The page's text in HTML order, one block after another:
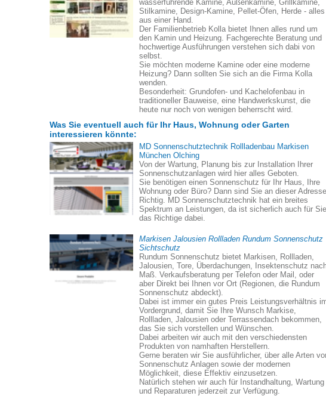
wasserführende Kamine, Außenkamine, Grillkamine,
Stilkamine, Design-Kamine, Pellet-Öfen, Herde - alles
aus einer Hand.
Der Familienbetrieb Kolla bietet Ihnen alles rund um
den Kamin und Heizung. Fachgerechte Beratung und
hochwertige Ausführungen verstehen sich dabi von
selbst.
Sie möchten moderne Kamine oder eine moderne
Heizung? Dann sollten Sie sich an die Firma Kolla
wenden.
Besonderheit: Grundofen- und Kachelofenbau in
traditioneller Bauweise, eine Handwerkskunst, die
heute nur noch von wenigen beherrscht wird.
Was Sie eventuell auch für Ihr Haus, Wohnung oder Garten
interessieren könnte:
MD Sonnenschutztechnik Rollladenbau Markisen
München Olching
Von der Wartung, Planung bis zur Installation Ihrer
Sonnenschutzanlagen wird hier alles Geboten.
Sie benötigen einen Sonnenschutz für Ihr Haus, Ihre
Wohnung oder Büro? Dann sind Sie an dieser Adresse
Richtig. MD Sonnenschutztechnik hat ein breites
Spektrum an Leistungen, da ist sicherlich auch für Sie
das Richtige dabei.
Markisen Jalousien Rollladen Rundum Sonnenschutz
Sichtschutz
Rundum Sonnenschutz bietet Markisen, Rollladen,
Jalousien, Tore, Überdachungen, Insektenschutz
Maß. Verkaufsberatung per Telefon oder Mail, oder
aber Direkt bei Ihnen vor Ort (Regionen, die Rundum
Sonnenschutz abdeckt).
Dabei ist immer ein gutes Preis Leistungsverhältnis
Vordergrund, damit Sie Ihre Wunsch Markise,
Rollladen, Jalousien oder Terrassendach bekommen,
das Sie sich vorstellen und Wünschen.
Dabei arbeiten wir auch mit den verschiedensten
Produkten von namhaften Herstellern.
Gerne beraten wir Sie ausführlicher, über alle Arten
Sonnenschutz Anlagen sowie der modernen
Möglichkeit, diese Effektiv einzusetzen.
Natürlich stehen wir auch für Instandhaltung, Wartung
und Reparaturen jederzeit zur Verfügung.